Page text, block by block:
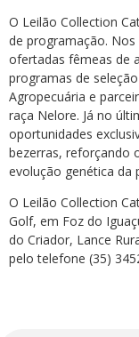
O Leilão Collection
de programação.
ofertadas fêmeas de
programas de
Agropecuária e
raça Nelore. Já no
oportunidades
bezerras, reforçando
evolução genética da
O Leilão Collection
Golf, em Foz do
do Criador, Lance
pelo telefone (35)